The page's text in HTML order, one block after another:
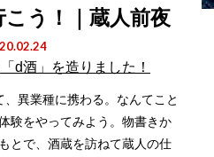
う！｜蔵人前夜
d酒」を造りました！
異業種に携わる。なんてこと
験をやってみよう。物書きか
とで、酒蔵を訪ねて蔵人の仕